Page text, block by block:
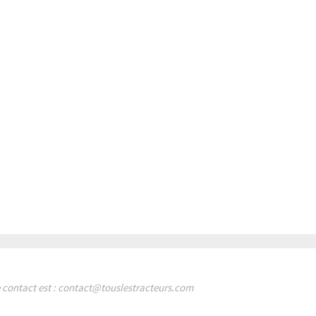
est : contact@touslestracteurs.com